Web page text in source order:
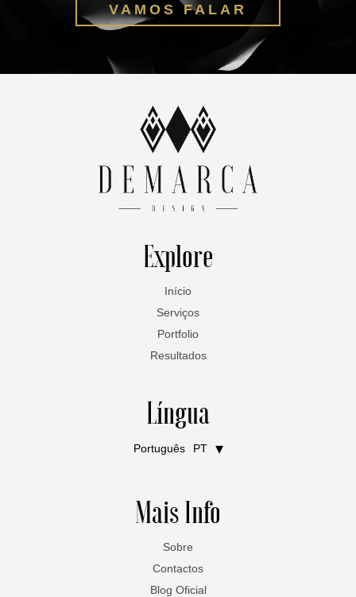
VAMOS FALAR
Explore
Início
Serviços
Portfolio
Resultados
Língua
Português PT
English EN
Mais Info
Sobre
Contactos
Blog Oficial